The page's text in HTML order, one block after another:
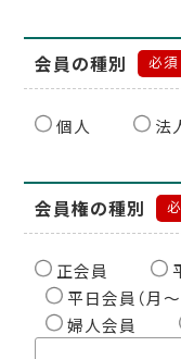
会員の種別 必須
個人 法
会員権の種別
正会員
平日会員（月〜
婦人会員